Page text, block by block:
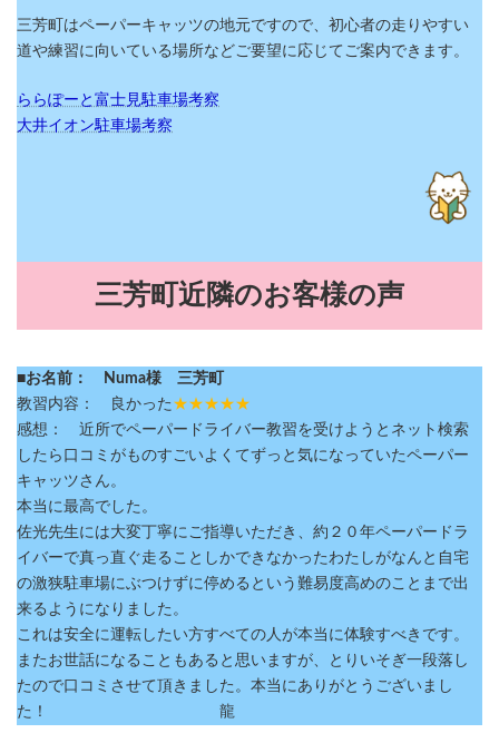
三芳町はペーパーキャッツの地元ですので、初心者の走りやすい
道や練習に向いている場所などご要望に応じてご案内できます。
ららぽーと富士見駐車場考察
大井イオン駐車場考察
三芳町近隣のお客様の声
■お名前： Numa様 三芳町
教習内容： 良かった ★★★★★
感想： 近所でペーパードライバー教習を受けようとネット検索
したら口コミがものすごいよくてずっと気になっていたペーパー
キャッツさん。
本当に最高でした。
佐光先生には大変丁寧にご指導いただき、約２０年ペーパードラ
イバーで真っ直ぐ走ることしかできなかったわたしがなんと自宅
の激狭駐車場にぶつけずに停めるという難易度高めのことまで出
来るようになりました。
これは安全に運転したい方すべての人が本当に体験すべきです。
またお世話になることもあると思いますが、とりいそぎ一段落し
たので口コミさせて頂きました。本当にありがとうございまし
た！ 龍